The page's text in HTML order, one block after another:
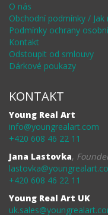
O nás
Obchodní podmínky / Jak
Podmínky ochrany
Kontakt
Odstoupit od smlouvy
Dárkové poukazy
KONTAKT
Young Real Art
info@youngrealart.com
+420 608 46 22 11
Jana Lastovka,
+420 608 46 22 11
Young Real Art UK